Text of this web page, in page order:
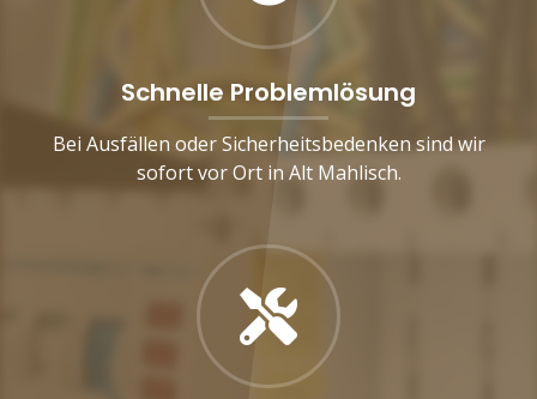
Schnelle Problemlösung
Bei Ausfällen oder Sicherheitsbedenken sind wir
sofort vor Ort in Alt Mahlisch.